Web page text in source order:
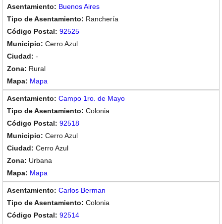
Buenos Aires
Ranchería
92525
Cerro Azul
-
Rural
Mapa
Campo 1ro. de Mayo
Colonia
92518
Cerro Azul
Cerro Azul
Urbana
Mapa
Carlos Berman
Colonia
92514